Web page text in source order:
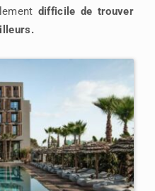
difficile de trouver